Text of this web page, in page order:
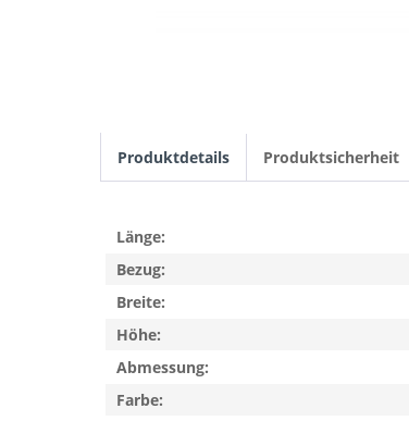
Produktdetails Produktsicherheit
Länge:
Bezug:
Breite:
Höhe:
Abmessung:
Farbe: